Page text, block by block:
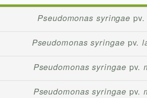
Pseudomonas syringae pv.
Pseudomonas syringae pv.
Pseudomonas syringae pv.
Pseudomonas syringae pv.